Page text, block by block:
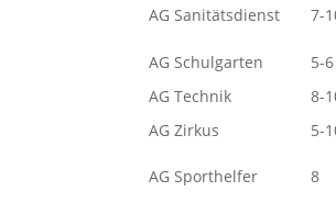
AG Sanitätsdienst 7-
AG Schulgarten
5-6
AG Technik
8-
AG Zirkus
5-
AG Sporthelfer 8